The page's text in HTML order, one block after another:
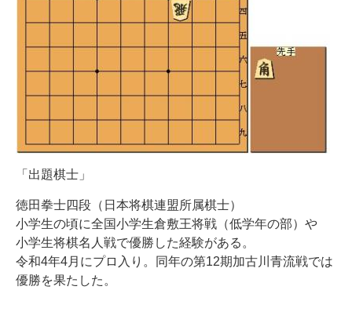
「出題棋士」
徳田拳士四段（日本将棋連盟所属棋士）
小学生の頃に全国小学生倉敷王将戦（低学年の部）や
小学生将棋名人戦で優勝した経験がある。
令和4年4月にプロ入り。同年の第12期加古川青流戦では
優勝を果たした。